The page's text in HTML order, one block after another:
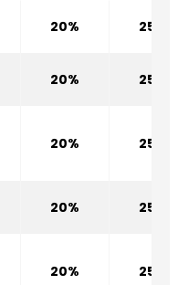
20% 25%
20% 25%
20% 25%
20% 25%
20% 25%